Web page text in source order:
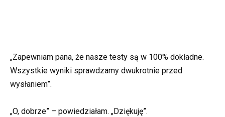
„Zapewniam pana, że nasze testy są w 100% dokładne.
Wszystkie wyniki sprawdzamy dwukrotnie przed
wysłaniem”.
„O, dobrze” – powiedziałam. „Dziękuję”.